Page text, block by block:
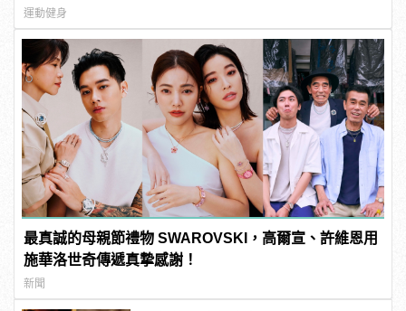
運動健身
最真誠的母親節禮物 SWAROVSKI，高爾宣、許維恩用
施華洛世奇傳遞真摯感謝！
新聞